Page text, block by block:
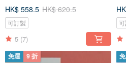
HK$ 558.5 HK$ 620.5
可訂製
5 (7)
免運 9 折